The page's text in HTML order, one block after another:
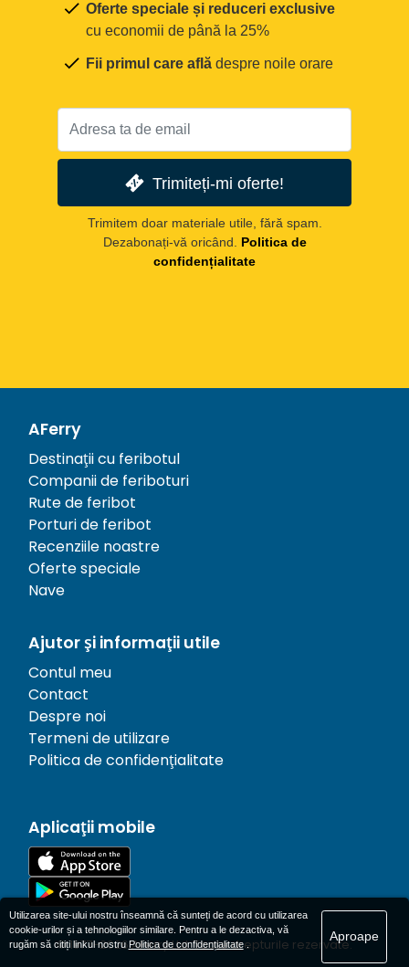
Oferte speciale și reduceri exclusive
cu economii de până la 25%
Fii primul care află despre noile orare
Trimiteți-mi oferte!
Trimitem doar materiale utile, fără spam.
Dezabonați-vă oricând.
Politica de
confidențialitate
AFerry
Destinații cu feribotul
Companii de feriboturi
Rute de feribot
Porturi de feribot
Recenziile noastre
Oferte speciale
Nave
Ajutor și informații utile
Contul meu
Contact
Despre noi
Termeni de utilizare
Politica de confidențialitate
Aplicații mobile
© 1977-2026AFerry Ltd. Toate drepturile rezervate.
Utilizarea site-ului nostru înseamnă că sunteți de acord cu utilizarea
cookie-urilor și a tehnologiilor similare. Pentru a le dezactiva, vă
rugăm să citiți linkul nostruPolitica de confidențialitate.
Aproape